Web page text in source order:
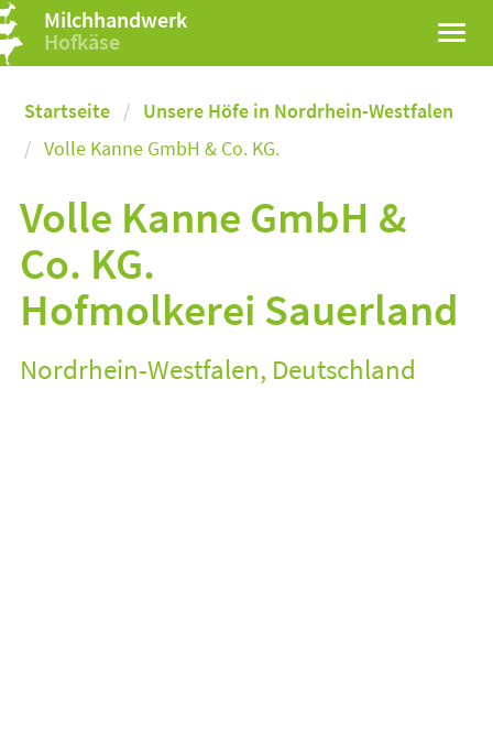
Milchhandwerk
Hofkäse
Startseite
Unsere Höfe in Nordrhein-Westfalen
Volle Kanne GmbH & Co. KG.
Volle Kanne GmbH &
Co. KG.
Hofmolkerei Sauerland
Nordrhein-Westfalen, Deutschland